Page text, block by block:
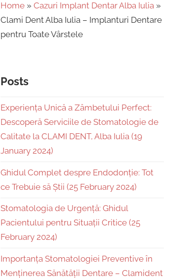
Home » Cazuri Implant Dentar Alba Iulia »
Clami Dent Alba Iulia – Implanturi Dentare
pentru Toate Vârstele
Posts
Experiența Unică a Zâmbetului Perfect:
Descoperă Serviciile de Stomatologie de
Calitate la CLAMI DENT, Alba Iulia (19
January 2024)
Ghidul Complet despre Endodonție: Tot
ce Trebuie să Știi (25 February 2024)
Stomatologia de Urgență: Ghidul
Pacientului pentru Situații Critice (25
February 2024)
Importanța Stomatologiei Preventive în
Menținerea Sănătății Dentare – Clamident